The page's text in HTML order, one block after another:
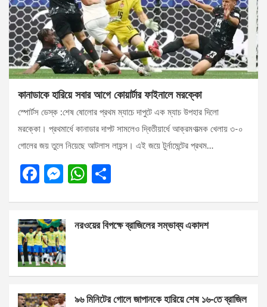
কানাডাকে হারিয়ে সবার আগে কোয়ার্টার ফাইনালে মরক্কো
স্পোর্টস ডেস্ক :শেষ ষোলোর প্রথম ম্যাচে দাপুটে এক ম্যাচ উপহার দিলো
মরক্কো। প্রথমার্ধে কানাডার দাপট সামলেও দ্বিতীয়ার্ধে আক্রমণাত্মক খেলায় ৩-০
গোলের জয় তুলে নিয়েছে আটলাস লায়ন্স। এই জয়ে টুর্নামেন্টের প্রথম…
F
b
o
o
k
M
n
g
er
W
s
p
e
নরওয়ের বিপক্ষে ব্রাজিলের সম্ভাব্য একাদশ
৯৬ মিনিটের গোলে জাপানকে হারিয়ে শেষ ১৬-তে ব্রাজিল